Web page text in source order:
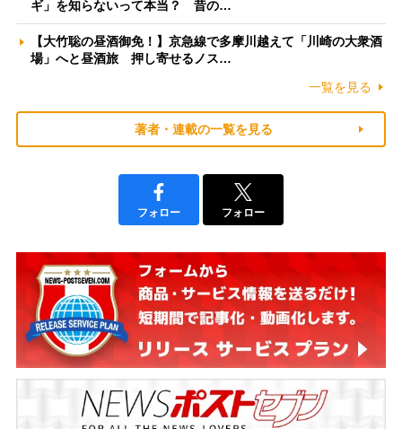
ギ」を知らないって本当？ 昔の…
【大竹聡の昼酒御免！】京急線で多摩川越えて「川崎の大衆酒
場」へと昼酒旅 押し寄せるノス…
一覧を見る
著者・連載の一覧を見る
フォロー フォロー